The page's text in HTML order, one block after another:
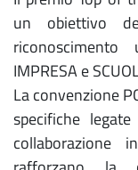
un obiettivo
IMPRESA e
La convenzione
specifiche